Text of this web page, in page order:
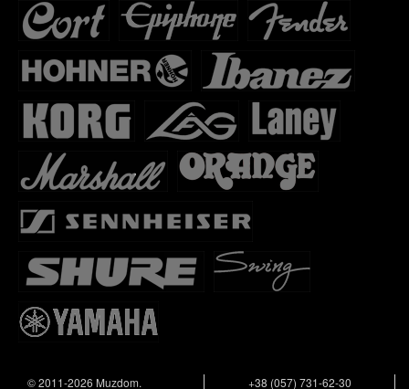
© 2011-2026 Muzdom. +38 (057) 731-62-30